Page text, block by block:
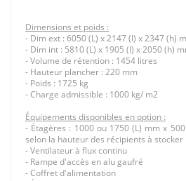
Dimensions et poids :
- Dim ext : 6050 (L) x 2147 (l) x 2347 (h)
- Dim int : 5810 (L) x 1905 (l) x 2050 (h)
- Volume de rétention : 1454 litres
- Hauteur plancher : 220 mm
- Poids : 1725 kg
- Charge admissible : 1000 kg/ m2
Équipements disponibles en option :
- Étagères : 1000 ou 1750 (L) mm x
selon la hauteur des récipients à stocker
- Ventilateur à flux continu
- Rampe d'accès en alu gaufré
- Coffret d'alimentation